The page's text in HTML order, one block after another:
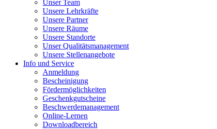
Unser Team
Unsere Lehrkräfte
Unsere Partner
Unsere Räume
Unsere Standorte
Unser Qualitätsmanagement
Unsere Stellenangebote
Info und Service
Anmeldung
Bescheinigung
Fördermöglichkeiten
Geschenkgutscheine
Beschwerdemanagement
Online-Lernen
Downloadbereich